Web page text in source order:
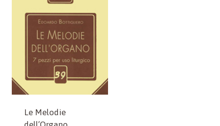
Le Melodie